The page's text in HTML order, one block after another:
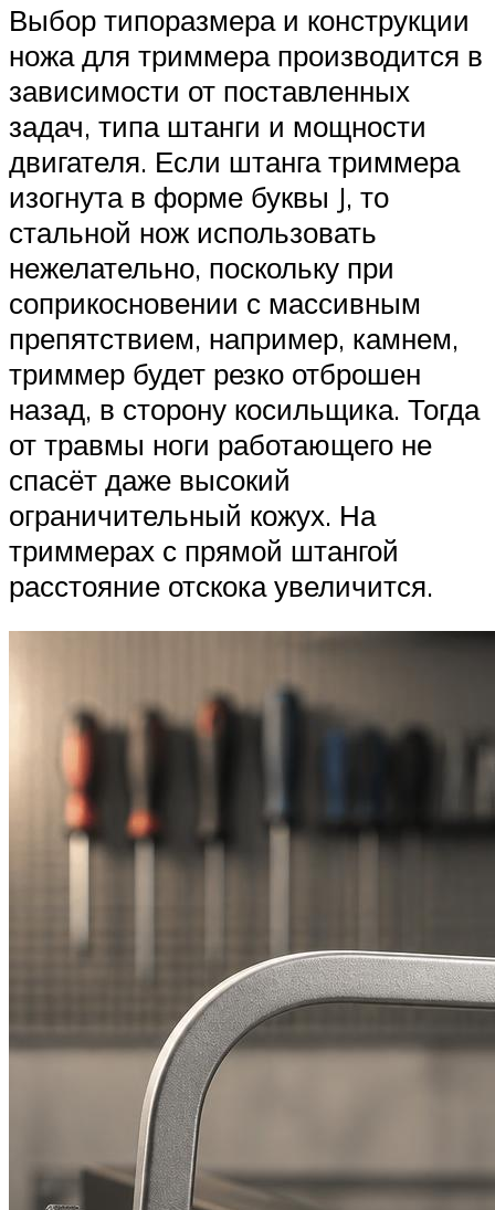
Выбор типоразмера и конструкции
ножа для триммера производится в
зависимости от поставленных
задач, типа штанги и мощности
двигателя. Если штанга триммера
изогнута в форме буквы J, то
стальной нож использовать
нежелательно, поскольку при
соприкосновении с массивным
препятствием, например, камнем,
триммер будет резко отброшен
назад, в сторону косильщика. Тогда
от травмы ноги работающего не
спасёт даже высокий
ограничительный кожух. На
триммерах с прямой штангой
расстояние отскока увеличится.